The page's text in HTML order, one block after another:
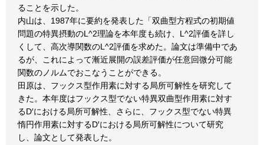
ることを示した。
内山は、1987年に要約を発表した「双曲型方程式の初期値
問題の特異摂動のL^2理論を本年度も続け、L^2評価を詳し
くして、高次導関数のL^2評価を求めた。論文は準備中であ
るが、これによって漸近展開の誤差評価が任意回微分可能
関数のノルムでおこなうことができる。
田原は、フックス型作用素に対する局所可解性を研究して
きた。本年度はフックス型でない特異双曲型作用素に対す
るD′における局所可解性、さらに、フックス型でない特異
惰円作用素に対するD′における局所可解性について研究
し、論文として発表した。